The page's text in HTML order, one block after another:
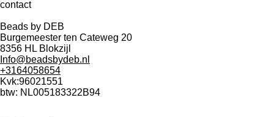
k
contact
Beads by DEB
Burgemeester ten Cateweg 20
8356 HL Blokzijl
Info@beadsbydeb.nl
+3164058654
Kvk:96021551
btw: NL005183322B94